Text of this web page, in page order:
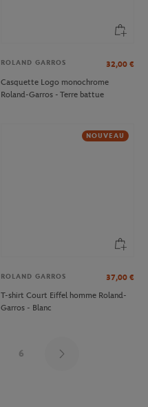
ROLAND GARROS 32,00 €
Casquette Logo monochrome
Roland-Garros - Terre battue
NOUVEAU
ROLAND GARROS 37,00 €
T-shirt Court Eiffel homme Roland-
Garros - Blanc
6